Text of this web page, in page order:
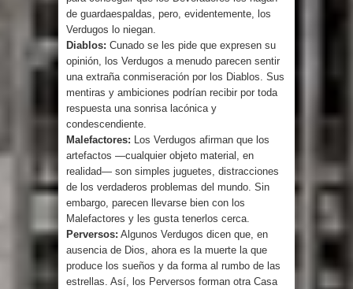
de guardaespaldas, pero, evidentemente, los
Verdugos lo niegan.
Diablos: Cunado se les pide que expresen su
opinión, los Verdugos a menudo parecen sentir
una extraña conmiseración por los Diablos. Sus
mentiras y ambiciones podrían recibir por toda
respuesta una sonrisa lacónica y
condescendiente.
Malefactores: Los Verdugos afirman que los
artefactos —cualquier objeto material, en
realidad— son simples juguetes, distracciones
de los verdaderos problemas del mundo. Sin
embargo, parecen llevarse bien con los
Malefactores y les gusta tenerlos cerca.
Perversos: Algunos Verdugos dicen que, en
ausencia de Dios, ahora es la muerte la que
produce los sueños y da forma al rumbo de las
estrellas. Así, los Perversos forman otra Casa